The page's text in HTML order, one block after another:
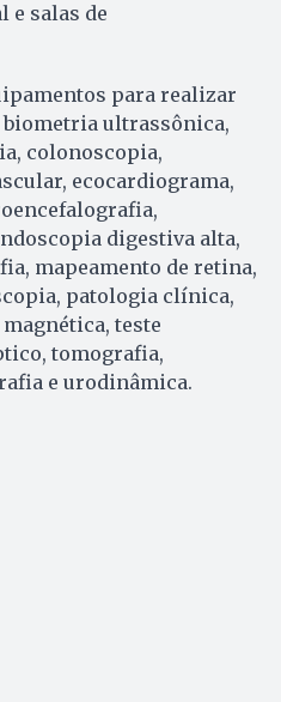
e salas de
para realizar
biometria ultrassônica,
colonoscopia,
ecocardiograma,
digestiva alta,
mapeamento de retina,
patologia clínica,
teste
tomografia,
e urodinâmica.